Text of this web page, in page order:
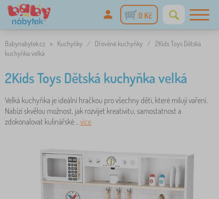
0 Kč
Babynabytek.cz » Kuchyňky / Dřevěné kuchyňky / 2Kids Toys Dětská
kuchyňka velká
2Kids Toys Dětská kuchyňka velká
Velká kuchyňka je ideální hračkou pro všechny děti, které milují vaření.
Nabízí skvělou možnost, jak rozvíjet kreativitu, samostatnost a
zdokonalovat kulinářské .. více